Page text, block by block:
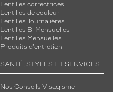
Lentilles correctrices
Lentilles de couleur
Lentilles Journalières
Lentilles Bi Mensuelles
Lentilles Mensuelles
Produits d'entretien
SANTÉ, STYLES ET SERVICES
Nos Conseils Visagisme